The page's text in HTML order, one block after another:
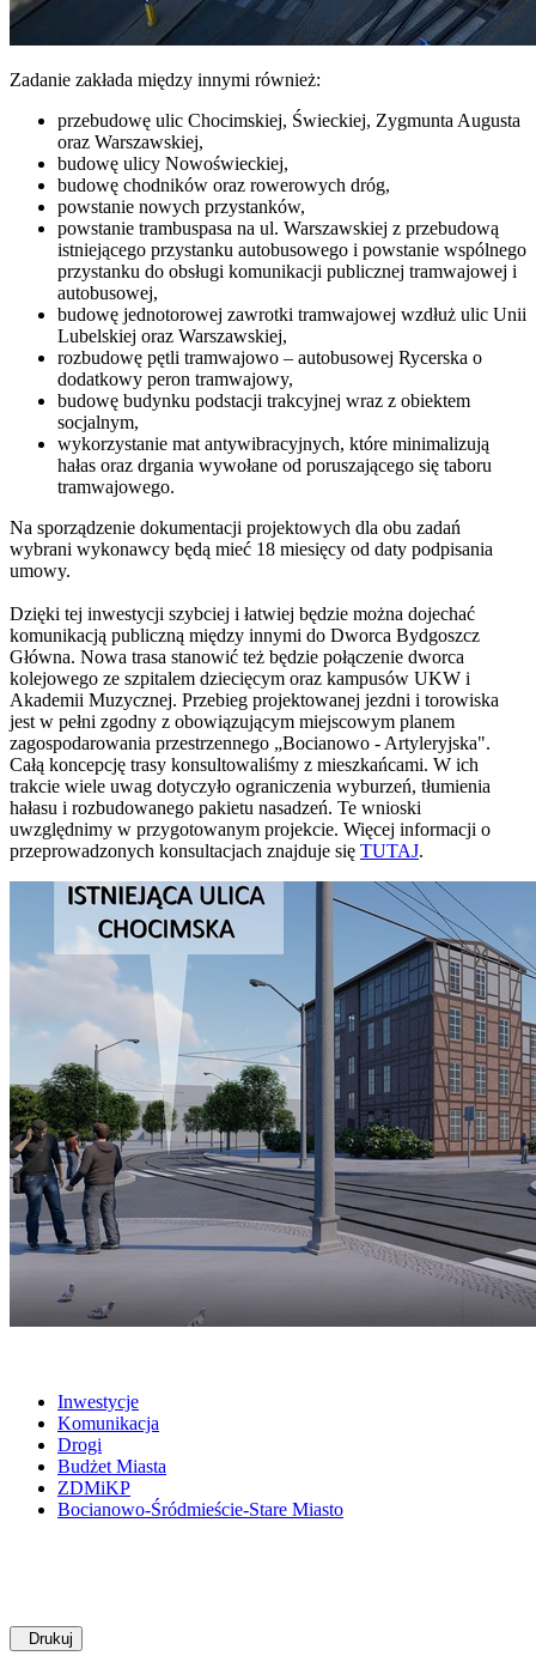
Zadanie zakłada między innymi również:
przebudowę ulic Chocimskiej, Świeckiej, Zygmunta Augusta
oraz Warszawskiej,
budowę ulicy Nowoświeckiej,
budowę chodników oraz rowerowych dróg,
powstanie nowych przystanków,
powstanie trambuspasa na ul. Warszawskiej z przebudową
istniejącego przystanku autobusowego i powstanie wspólnego
przystanku do obsługi komunikacji publicznej tramwajowej i
autobusowej,
budowę jednotorowej zawrotki tramwajowej wzdłuż ulic Unii
Lubelskiej oraz Warszawskiej,
rozbudowę pętli tramwajowo – autobusowej Rycerska o
dodatkowy peron tramwajowy,
budowę budynku podstacji trakcyjnej wraz z obiektem
socjalnym,
wykorzystanie mat antywibracyjnych, które minimalizują
hałas oraz drgania wywołane od poruszającego się taboru
tramwajowego.
Na sporządzenie dokumentacji projektowych dla obu zadań
wybrani wykonawcy będą mieć 18 miesięcy od daty podpisania
umowy.
Dzięki tej inwestycji szybciej i łatwiej będzie można dojechać
komunikacją publiczną między innymi do Dworca Bydgoszcz
Główna. Nowa trasa stanowić też będzie połączenie dworca
kolejowego ze szpitalem dziecięcym oraz kampusów UKW i
Akademii Muzycznej. Przebieg projektowanej jezdni i torowiska
jest w pełni zgodny z obowiązującym miejscowym planem
zagospodarowania przestrzennego „Bocianowo - Artyleryjska".
Całą koncepcję trasy konsultowaliśmy z mieszkańcami. W ich
trakcie wiele uwag dotyczyło ograniczenia wyburzeń, tłumienia
hałasu i rozbudowanego pakietu nasadzeń. Te wnioski
uwzględnimy w przygotowanym projekcie. Więcej informacji o
przeprowadzonych konsultacjach znajduje się TUTAJ.
Inwestycje
Komunikacja
Drogi
Budżet Miasta
ZDMiKP
Bocianowo-Śródmieście-Stare Miasto
Drukuj